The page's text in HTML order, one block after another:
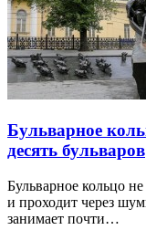
Бульварное
десять бульваров
Бульварное кольцо
и проходит через
занимает почти…